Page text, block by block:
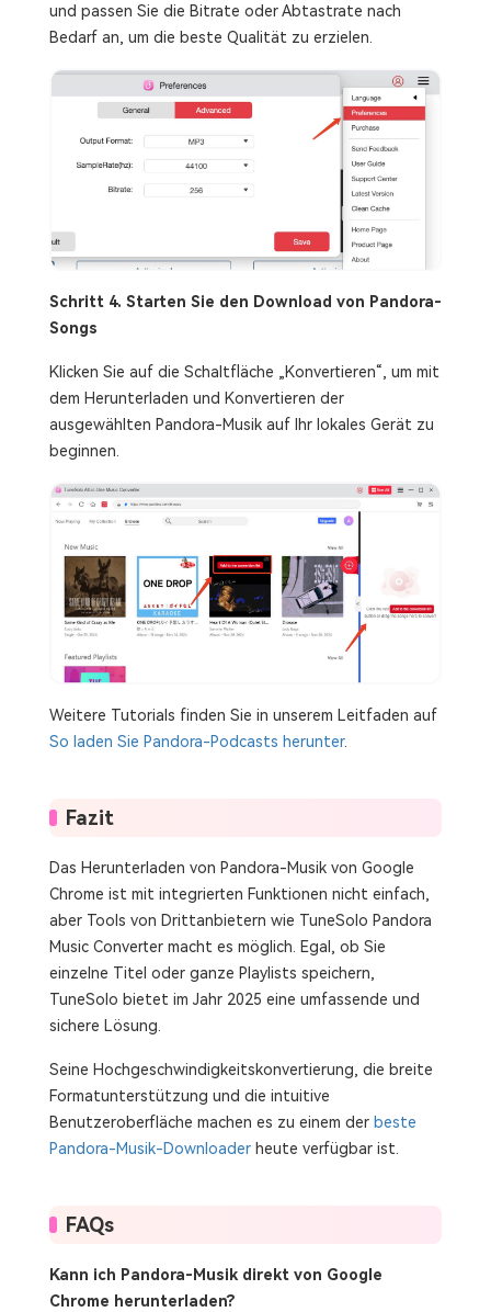
und passen Sie die Bitrate oder Abtastrate nach
Bedarf an, um die beste Qualität zu erzielen.
Schritt 4. Starten Sie den Download von Pandora-
Songs
Klicken Sie auf die Schaltfläche „Konvertieren“, um mit
dem Herunterladen und Konvertieren der
ausgewählten Pandora-Musik auf Ihr lokales Gerät zu
beginnen.
Weitere Tutorials finden Sie in unserem Leitfaden auf
So laden Sie Pandora-Podcasts herunter.
Fazit
Das Herunterladen von Pandora-Musik von Google
Chrome ist mit integrierten Funktionen nicht einfach,
aber Tools von Drittanbietern wie TuneSolo Pandora
Music Converter macht es möglich. Egal, ob Sie
einzelne Titel oder ganze Playlists speichern,
TuneSolo bietet im Jahr 2025 eine umfassende und
sichere Lösung.
Seine Hochgeschwindigkeitskonvertierung, die breite
Formatunterstützung und die intuitive
Benutzeroberfläche machen es zu einem der beste
Pandora-Musik-Downloaderheute verfügbar ist.
FAQs
Kann ich Pandora-Musik direkt von Google
Chrome herunterladen?